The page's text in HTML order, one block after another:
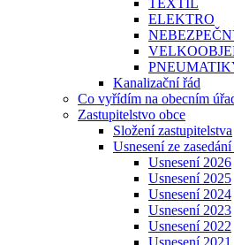
TEXTIL
ELEKTRO
Kanalizační řád
Co vyřídím na obecním
Zastupitelstvo obce
Složení zastupitelstva
Usnesení ze
Usnesení 2026
Usnesení 2025
Usnesení 2024
Usnesení 2023
Usnesení 2022
Usnesení 2021